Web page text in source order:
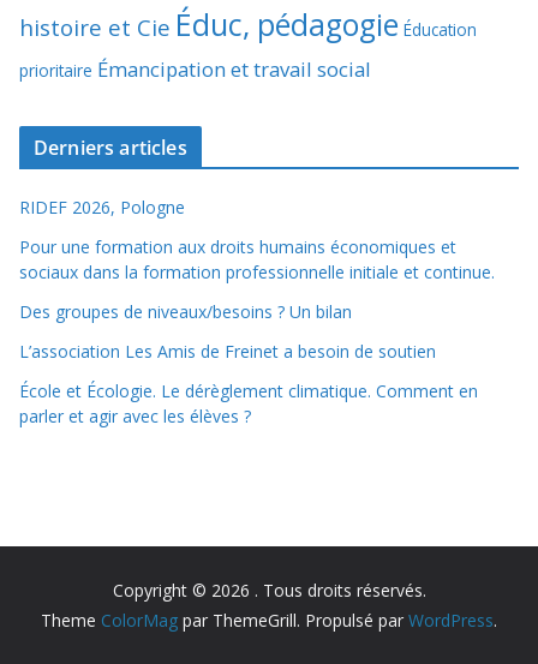
histoire et Cie Éduc, pédagogie Éducation
prioritaire Émancipation et travail social
Derniers articles
RIDEF 2026, Pologne
Pour une formation aux droits humains économiques et
sociaux dans la formation professionnelle initiale et continue.
Des groupes de niveaux/besoins ? Un bilan
L’association Les Amis de Freinet a besoin de soutien
École et Écologie. Le dérèglement climatique. Comment en
parler et agir avec les élèves ?
Copyright © 2026 . Tous droits réservés.
Theme ColorMag par ThemeGrill. Propulsé par WordPress.